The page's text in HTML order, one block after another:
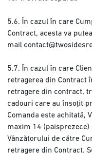
5.6. În cazul în care
Contract, acesta va
mail
5.7. În cazul în care
retragerea din Contract
retragere din contract,
cadouri care au însoțit
Comanda este achitată,
maxim 14
Vânzătorului de către
retragere din Contract.